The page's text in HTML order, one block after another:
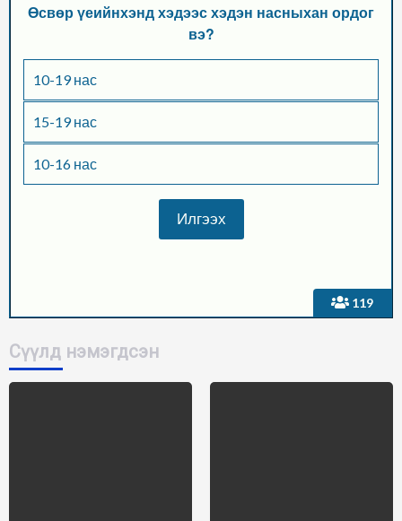
119
Өсвөр үеийнхэнд хэдээс хэдэн насныхан ордог
вэ?
10-19 нас
15-19 нас
10-16 нас
Сүүлд нэмэгдсэн